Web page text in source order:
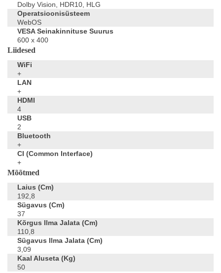
Dolby Vision, HDR10, HLG
Operatsioonisüsteem
WebOS
VESA Seinakinnituse Suurus
600 x 400
Liidesed
WiFi
+
LAN
+
HDMI
4
USB
2
Bluetooth
+
CI (Common Interface)
+
Mõõtmed
Laius (cm)
192,8
Sügavus (cm)
37
Kõrgus Ilma Jalata (cm)
110,8
Sügavus Ilma Jalata (cm)
3,09
Kaal Aluseta (kg)
50